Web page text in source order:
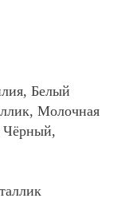
Белый
Молочная
Чёрный,